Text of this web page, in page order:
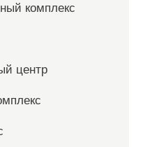
комплекс
центр